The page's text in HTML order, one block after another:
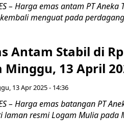
– Harga emas antam PT
menguat pada
Antam Stabil di
Minggu, 13 April
13 Apr 2025 - 14:36
– Harga emas batangan PT
laman resmi Logam Mulia pada